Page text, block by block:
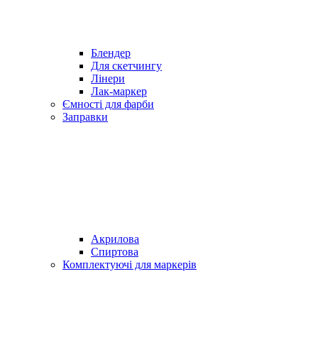
Блендер
Для скетчингу
Лінери
Лак-маркер
Ємності для фарби
Заправки
Акрилова
Спиртова
Комплектуючі для маркерів